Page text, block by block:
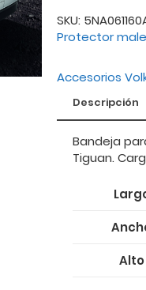
SKU:
Protector
Accesorios
Descripción
Bandeja
Tiguan.
Alto